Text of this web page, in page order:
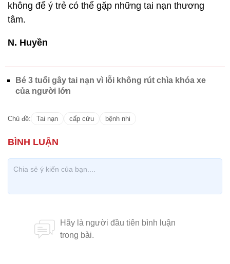
không để ý trẻ có thể gặp những tai nạn thương
tâm.
N. Huyền
Bé 3 tuổi gây tai nạn vì lỗi không rút chìa khóa xe
của người lớn
Chủ đề: Tai nạn cấp cứu bệnh nhi